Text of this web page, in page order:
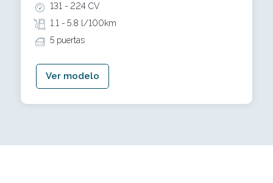
131 - 224 CV
1.1 - 5.8 l/100km
5 puertas
Ver modelo